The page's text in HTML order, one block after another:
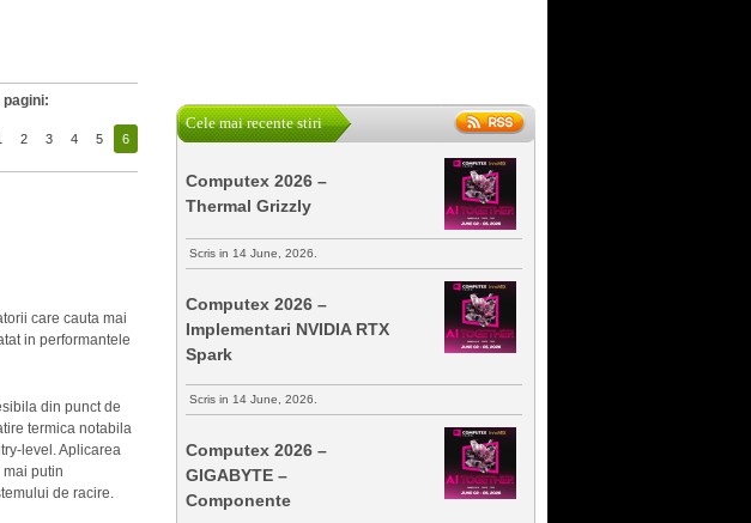
pagini:
2 3 4 5 6
care cauta mai
in performantele
din punct de
termica notabila
level. Aplicarea
putin
de racire.
Cele mai recente stiri
Computex 2026 –
Thermal Grizzly
Scris in 14 June, 2026.
Computex 2026 –
Implementari NVIDIA RTX
Spark
Scris in 14 June, 2026.
Computex 2026 –
GIGABYTE –
Componente